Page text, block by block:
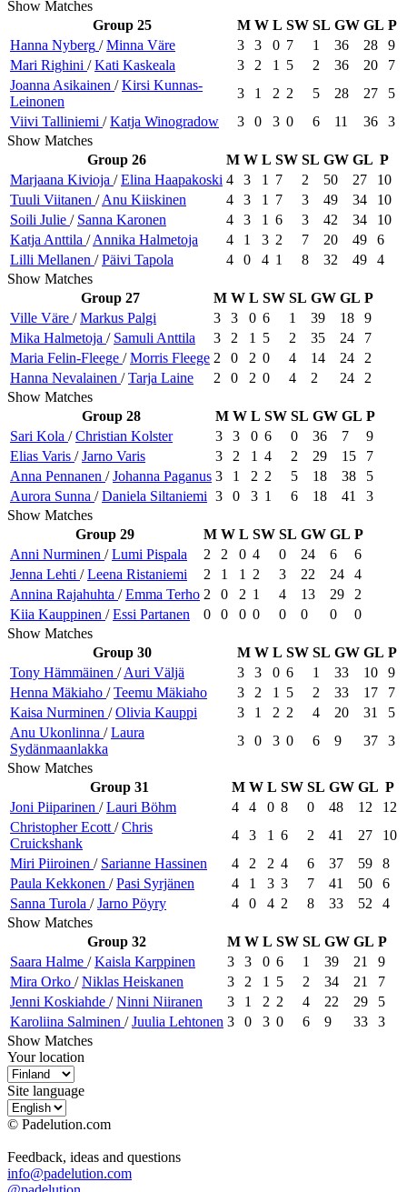
Show Matches
Group 25
M W L SW SL GW GL P
Hanna Nyberg /Minna Väre 3 3 0 7 1 36 28
9
Mari Righini /Kati Kaskeala 3 2 1 5 2 36 20
7
Joanna Asikainen /Kirsi Kunnas-
Leinonen
3 1 2 2 5 28 27
5
Viivi Talliniemi /Katja Winogradow 3 0 3 0 6 11 36
3
Show Matches
Group 26
M W L SW SL GW GL P
Marjaana Kivioja /Elina Haapakoski 4 3 1 7 2 50 27
10
Tuuli Viitanen /Anu Kiiskinen 4 3 1 7 3 49 34
10
Soili Julie / Sanna Karonen 4 3 1 6 3 42 34
10
Katja Anttila /Annika Halmetoja 4 1 3 2 7 20 49
6
Lilli Mellanen /Päivi Tapola 4 0 4 1 8 32 49
4
Show Matches
Group 27
M W L SW SL GW GL P
Ville Väre /Markus Palgi 3 3 0 6 1 39 18
9
Mika Halmetoja / Samuli Anttila 3 2 1 5 2 35 24
7
Maria Felin-Fleege /Morris Fleege 2 0 2 0 4 14 24
2
Hanna Nevalainen /Tarja Laine 2 0 2 0 4 2 24
2
Show Matches
Group 28
M W L SW SL GW GL P
Sari Kola /Christian Kolster 3 3 0 6 0 36 7
9
Elias Varis /Jarno Varis 3 2 1 4 2 29 15
7
Anna Pennanen /Johanna Paganus 3 1 2 2 5 18 38
5
Aurora Sunna /Daniela Siltaniemi 3 0 3 1 6 18 41
3
Show Matches
Group 29
M W L SW SL GW GL P
Anni Nurminen /Lumi Pispala 2 2 0 4 0 24 6
6
Jenna Lehti /Leena Ristaniemi 2 1 1 2 3 22 24
4
Annina Rajahuhta /Emma Terho 2 0 2 1 4 13 29
2
Kiia Kauppinen /Essi Partanen 0 0 0 0 0 0 0
0
Show Matches
Group 30
M W L SW SL GW GL P
Tony Hämmäinen /Auri Väljä 3 3 0 6 1 33 10
9
Henna Mäkiaho /Teemu Mäkiaho 3 2 1 5 2 33 17
7
Kaisa Nurminen /Olivia Kauppi 3 1 2 2 4 20 31
5
Anu Ukonlinna /Laura
Sydänmaanlakka
3 0 3 0 6 9 37
3
Show Matches
Group 31
M W L SW SL GW GL P
Joni Piiparinen /Lauri Böhm 4 4 0 8 0 48 12
12
Christopher Ecott /Chris
Cruickshank
4 3 1 6 2 41 27
10
Miri Piiroinen / Sarianne Hassinen 4 2 2 4 6 37 59
8
Paula Kekkonen /Pasi Syrjänen 4 1 3 3 7 41 50
6
Sanna Turola /Jarno Pöyry 4 0 4 2 8 33 52
4
Show Matches
Group 32
M W L SW SL GW GL P
Saara Halme /Kaisla Karppinen 3 3 0 6 1 39 21
9
Mira Orko /Niklas Heiskanen 3 2 1 5 2 34 21
7
Jenni Koskiahde /Ninni Niiranen 3 1 2 2 4 22 29
5
Karoliina Salminen /Juulia Lehtonen 3 0 3 0 6 9 33
3
Show Matches
Your location
Site language
© Padelution.com
Feedback, ideas and questions
info@padelution.com